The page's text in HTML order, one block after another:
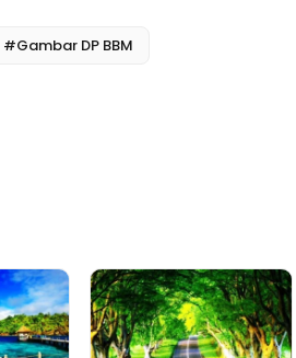
#Gambar DP BBM